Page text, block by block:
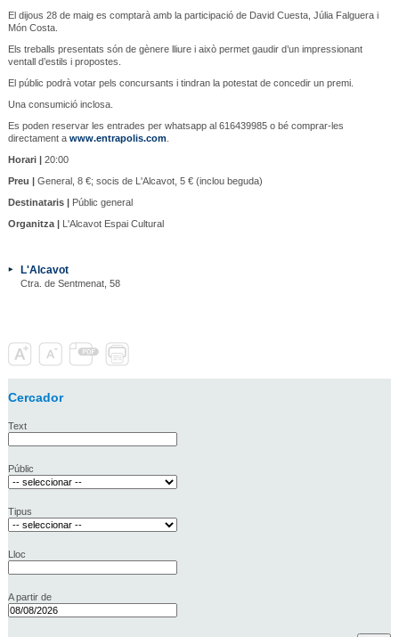
El dijous 28 de maig es comptarà amb la participació de David Cuesta, Júlia Falguera i
Món Costa.
Els treballs presentats són de gènere lliure i això permet gaudir d’un impressionant
ventall d’estils i propostes.
El públic podrà votar pels concursants i tindran la potestat de concedir un premi.
Una consumició inclosa.
Es poden reservar les entrades per whatsapp al 616439985 o bé comprar-les
directament a www.entrapolis.com.
Horari |20:00
Preu |General, 8 €; socis de L'Alcavot, 5 € (inclou beguda)
Destinataris |Públic general
Organitza |L'Alcavot Espai Cultural
L'Alcavot
Ctra. de Sentmenat, 58
Cercador
Text
Públic
Tipus
Lloc
A partir de